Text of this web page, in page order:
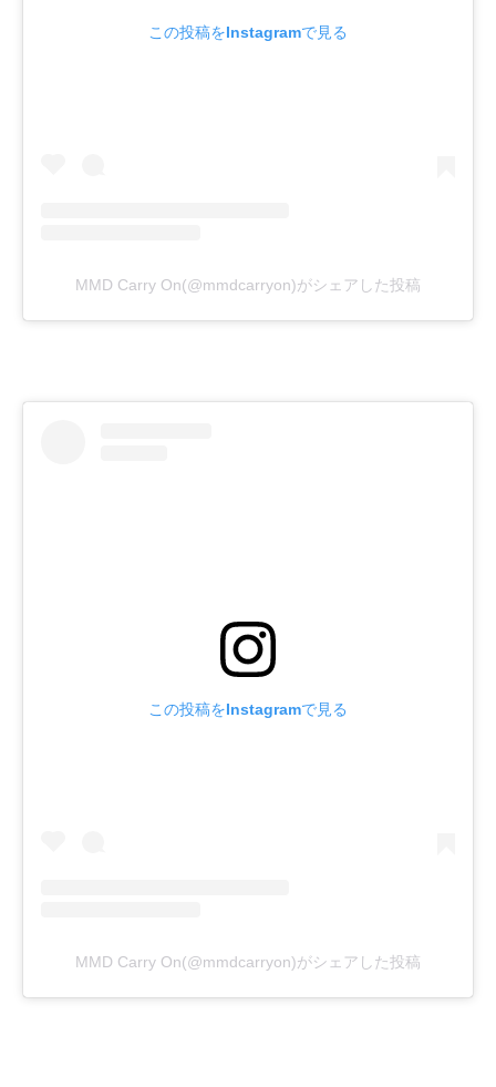
この投稿をInstagramで見る
MMD Carry On(@mmdcarryon)がシェアした投稿
この投稿をInstagramで見る
MMD Carry On(@mmdcarryon)がシェアした投稿